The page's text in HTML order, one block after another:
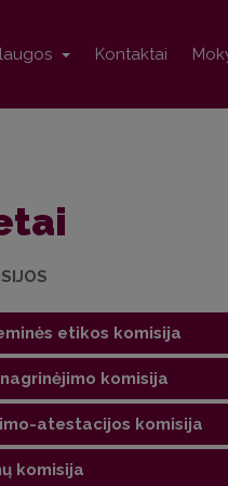
Kontaktai
etikos komisija
p.
komisija
atestacijos komisija
komisija